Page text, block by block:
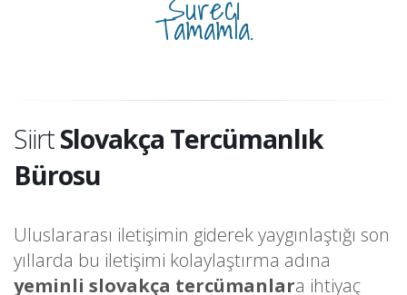
Tamamla.
SiirtSlovakça Tercümanlık
Bürosu
Uluslararası iletişimin giderek yaygınlaştığı son
yıllarda bu iletişimi kolaylaştırma adına
yeminli slovakça tercümanlara ihtiyaç